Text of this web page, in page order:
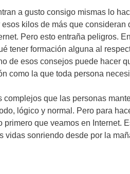
a gusto consigo mismas lo
kilos de más que consideran
Pero esto entraña peligros.
tener formación alguna al
de esos consejos puede hacer
como la que toda persona
que las personas
lógico y normal. Pero para
que veamos en Internet.
vidas sonriendo desde por la